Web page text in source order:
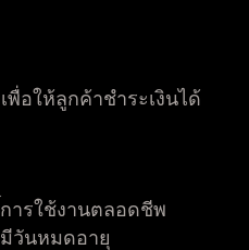
พื่อให้ลูกค้าชำระเงินได้
ารใช้งานตลอดชีพ
วันหมดอายุ